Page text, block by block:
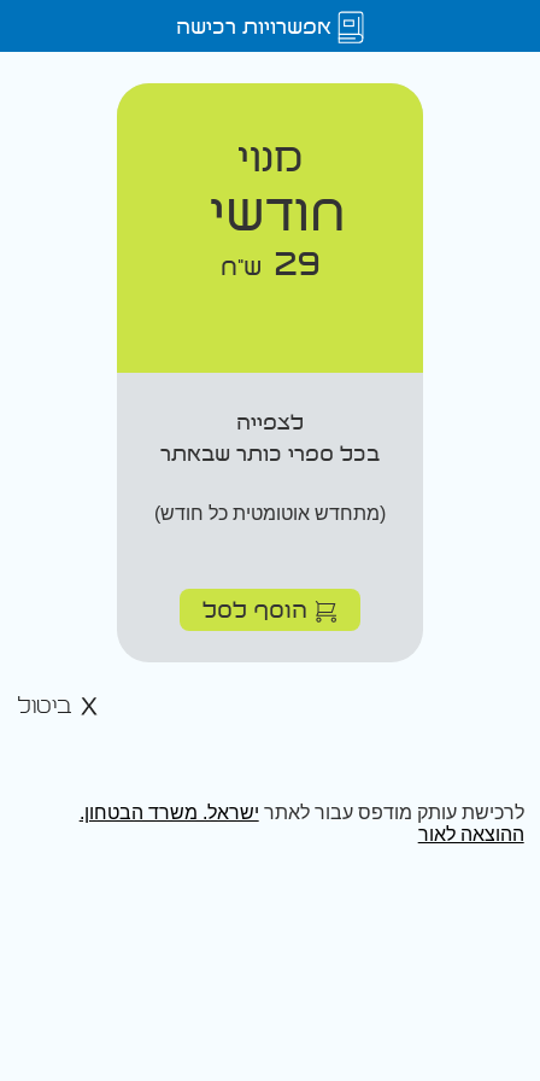
אפשרויות רכישה
מנוי
חודשי
29 ש"ח
לצפייה
בכל ספרי כותר שבאתר
(מתחדש אוטומטית כל חודש)
הוסף לסל
ביטול
לרכישת עותק מודפס עבור לאתר ישראל. משרד הבטחון.
ההוצאה לאור